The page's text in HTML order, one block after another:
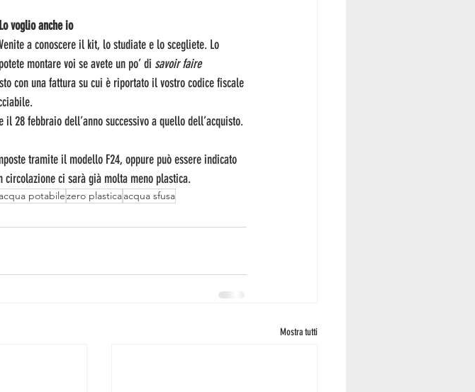
Lo voglio anche io
a conoscere il kit, lo studiate e lo scegliete. Lo
potete montare voi se avete un po’ di savoir faire
con una fattura su cui è riportato il vostro codice fiscale
28 febbraio dell’anno successivo a quello dell’acquisto.
tramite il modello F24, oppure può essere indicato
ci sarà già molta meno plastica.
potabilezero plasticaacqua sfusa
Mostra tutti